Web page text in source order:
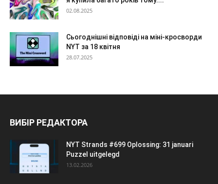
02.08.2025
Сьогоднішні відповіді на міні-кросворди
NYT за 18 квітня
28.07.2025
ВИБІР РЕДАКТОРА
NYT Strands #699 Oplossing: 31 januari
Puzzel uitgelegd
13.02.2026